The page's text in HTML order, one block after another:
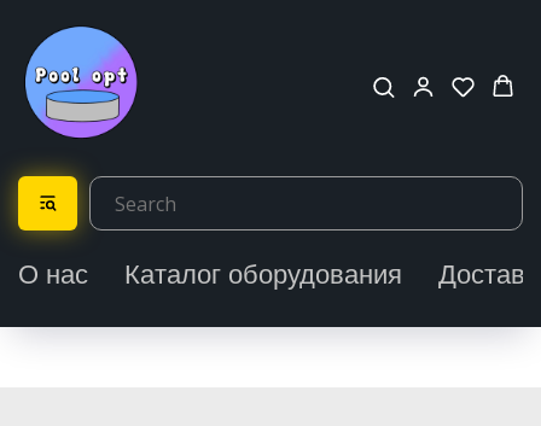
О нас Каталог оборудования